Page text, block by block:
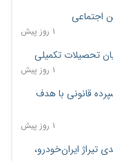
۱ روز پیش
تحصیلات تکمیلی
۱ روز پیش
قانونی با هدف
۱ روز پیش
کشیده شد؛ افت ۲۵ درصدی تیراژ ایران‌خودرو،